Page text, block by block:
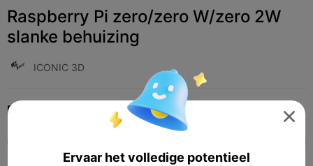
Raspberry Pi zero/zero W/zero 2W
slanke behuizing
ICONIC 3D
Print Settings (1) Add Huishouden Accessoires voor huishoudelijke apparaten 

Ervaar het volledige potentieel